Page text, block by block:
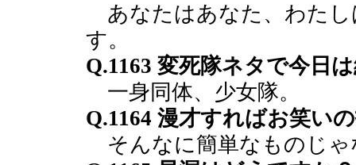
あなたはあなた、わたし
す。
Q.1163 変死隊ネタで今日
一身同体、少女隊。
Q.1164 漫才すればお笑い
そんなに簡単なものじゃ